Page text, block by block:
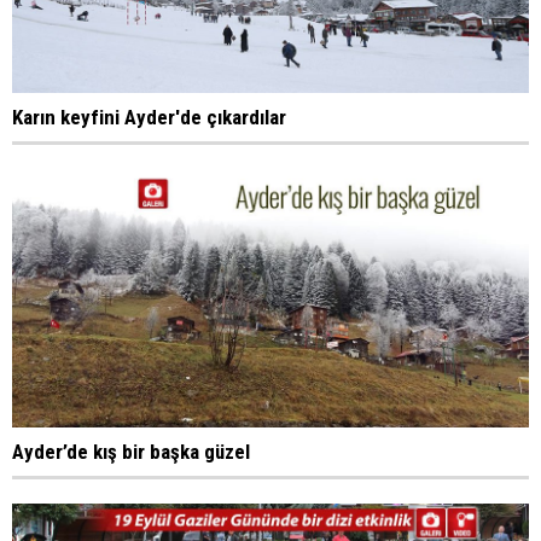
Karın keyfini Ayder'de çıkardılar
Ayder’de kış bir başka güzel